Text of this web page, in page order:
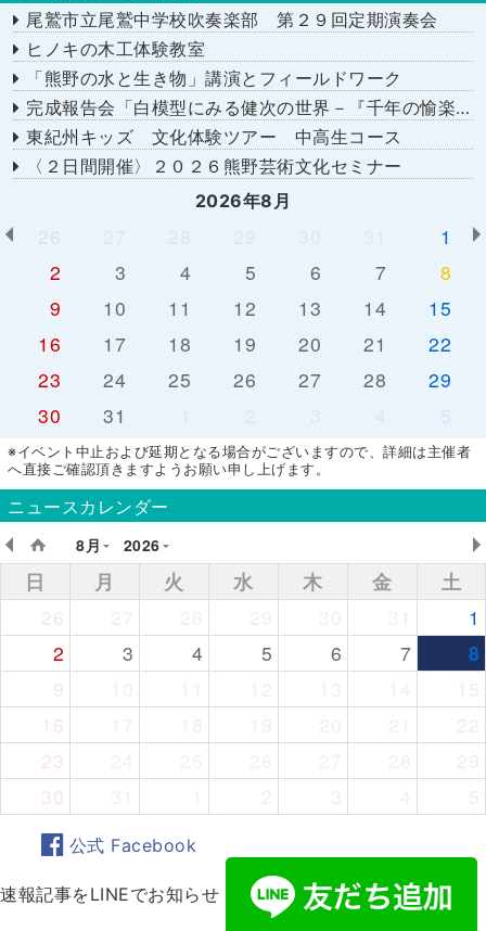
尾鷲市立尾鷲中学校吹奏楽部 第２９回定期演奏会
ヒノキの木工体験教室
「熊野の水と生き物」講演とフィールドワーク
完成報告会「白模型にみる健次の世界－『千年の愉楽』『奇蹟』より－」
東紀州キッズ 文化体験ツアー 中高生コース
〈２日間開催〉２０２６熊野芸術文化セミナー
2026年8月
26
1
2
3 4 5 6 7
8
9
10 11 12 13 14
15
16
17 18 19 20 21
22
23
24 25 26 27 28
29
30
31 5
※イベント中止および延期となる場合がございますので、詳細は主催者
へ直接ご確認頂きますようお願い申し上げます。
ニュースカレンダー
8月
2026
日 月 火 水 木 金
土
26
1
2
3 4 5 6 7
8
9
15
16
22
23
29
30
5
公式 Facebook
速報記事をLINEでお知らせ